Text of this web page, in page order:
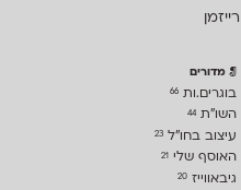
מדורים
בוגרים.ות66
השו״ת44
עיצוב בחו"ל23
האוסף שלי21
גיבאווייז20